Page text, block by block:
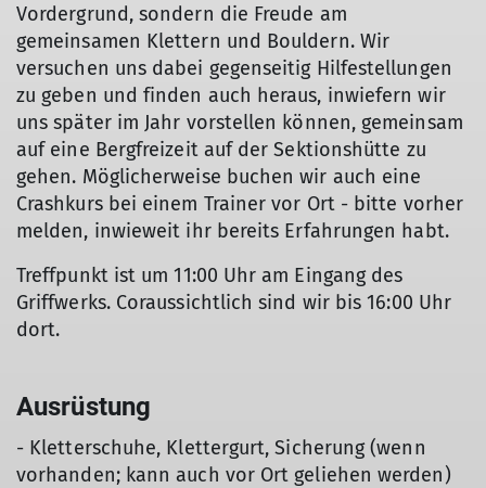
Vordergrund, sondern die Freude am
gemeinsamen Klettern und Bouldern. Wir
versuchen uns dabei gegenseitig Hilfestellungen
zu geben und finden auch heraus, inwiefern wir
uns später im Jahr vorstellen können, gemeinsam
auf eine Bergfreizeit auf der Sektionshütte zu
gehen. Möglicherweise buchen wir auch eine
Crashkurs bei einem Trainer vor Ort - bitte vorher
melden, inwieweit ihr bereits Erfahrungen habt.
Treffpunkt ist um 11:00 Uhr am Eingang des
Griffwerks. Coraussichtlich sind wir bis 16:00 Uhr
dort.
Ausrüstung
- Kletterschuhe, Klettergurt, Sicherung (wenn
vorhanden; kann auch vor Ort geliehen werden)